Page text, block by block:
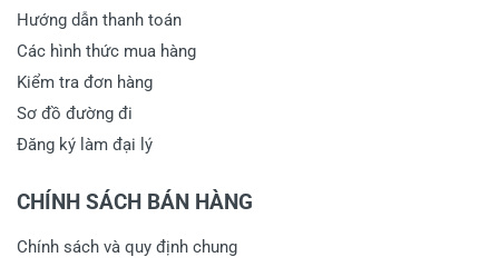
Hướng dẫn thanh toán
Các hình thức mua hàng
Kiểm tra đơn hàng
Sơ đồ đường đi
Đăng ký làm đại lý
CHÍNH SÁCH BÁN HÀNG
Chính sách và quy định chung